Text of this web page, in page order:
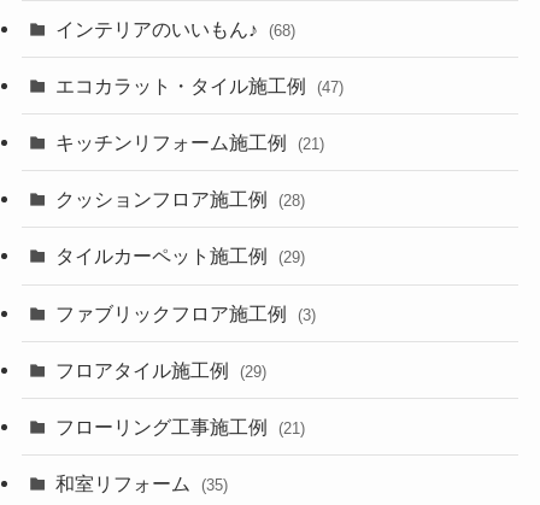
インテリアのいいもん♪ (68)
エコカラット・タイル施工例 (47)
キッチンリフォーム施工例 (21)
クッションフロア施工例 (28)
タイルカーペット施工例 (29)
ファブリックフロア施工例 (3)
フロアタイル施工例 (29)
フローリング工事施工例 (21)
和室リフォーム (35)